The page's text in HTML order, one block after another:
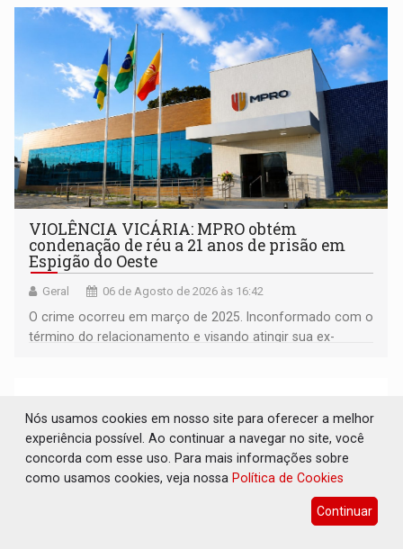
comunidade
VIOLÊNCIA VICÁRIA: MPRO obtém
condenação de réu a 21 anos de prisão em
Espigão do Oeste
Geral 06 de Agosto de 2026 às 16:42
O crime ocorreu em março de 2025. Inconformado com o
término do relacionamento e visando atingir sua ex-
Nós usamos cookies em nosso site para oferecer a melhor
experiência possível. Ao continuar a navegar no site, você
concorda com esse uso. Para mais informações sobre
como usamos cookies, veja nossa Política de Cookies
Continuar